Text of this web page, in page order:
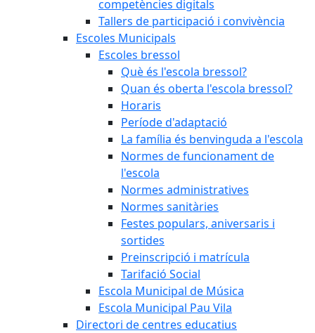
competències digitals
Tallers de participació i convivència
Escoles Municipals
Escoles bressol
Què és l'escola bressol?
Quan és oberta l'escola bressol?
Horaris
Període d'adaptació
La família és benvinguda a l'escola
Normes de funcionament de
l'escola
Normes administratives
Normes sanitàries
Festes populars, aniversaris i
sortides
Preinscripció i matrícula
Tarifació Social
Escola Municipal de Música
Escola Municipal Pau Vila
Directori de centres educatius